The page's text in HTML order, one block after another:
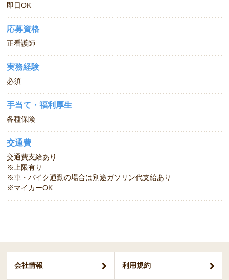
即日OK
応募資格
正看護師
実務経験
必須
手当て・福利厚生
各種保険
交通費
交通費支給あり
※上限有り
※車・バイク通勤の場合は別途ガソリン代支給あり
※マイカーOK
会社情報 利用規約